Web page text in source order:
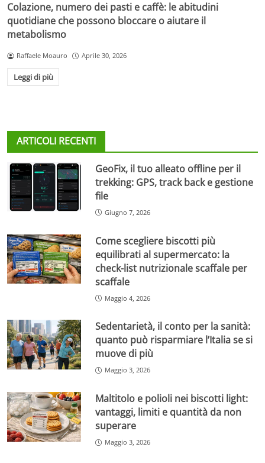
Colazione, numero dei pasti e caffè: le abitudini
quotidiane che possono bloccare o aiutare il
metabolismo
Raffaele Moauro Aprile 30, 2026
Leggi di più
ARTICOLI RECENTI
GeoFix, il tuo alleato offline per il
trekking: GPS, track back e gestione
file
Giugno 7, 2026
Come scegliere biscotti più
equilibrati al supermercato: la
check-list nutrizionale scaffale per
scaffale
Maggio 4, 2026
Sedentarietà, il conto per la sanità:
quanto può risparmiare l’Italia se si
muove di più
Maggio 3, 2026
Maltitolo e polioli nei biscotti light:
vantaggi, limiti e quantità da non
superare
Maggio 3, 2026